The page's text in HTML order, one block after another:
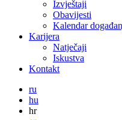
Izvještaji
Obavijesti
Kalendar
Karijera
Natječaji
Iskustva
Kontakt
ru
hu
hr